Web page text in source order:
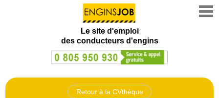
Le site d'emploi
des conducteurs d'engins
Retour à la CVthèque